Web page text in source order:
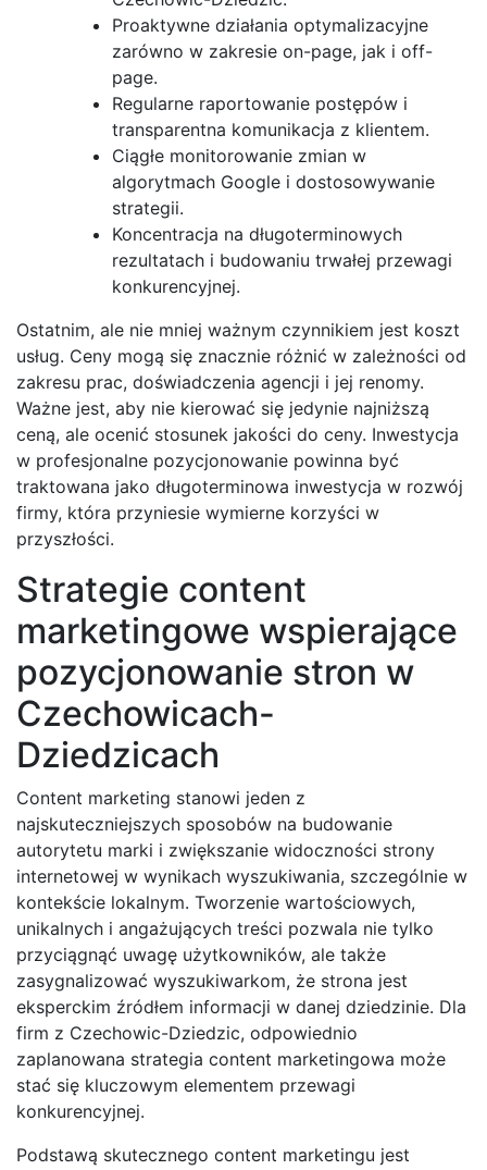
Proaktywne działania optymalizacyjne
zarówno w zakresie on-page, jak i off-
page.
Regularne raportowanie postępów i
transparentna komunikacja z klientem.
Ciągłe monitorowanie zmian w
algorytmach Google i dostosowywanie
strategii.
Koncentracja na długoterminowych
rezultatach i budowaniu trwałej przewagi
konkurencyjnej.
Ostatnim, ale nie mniej ważnym czynnikiem jest koszt
usług. Ceny mogą się znacznie różnić w zależności od
zakresu prac, doświadczenia agencji i jej renomy.
Ważne jest, aby nie kierować się jedynie najniższą
ceną, ale ocenić stosunek jakości do ceny. Inwestycja
w profesjonalne pozycjonowanie powinna być
traktowana jako długoterminowa inwestycja w rozwój
firmy, która przyniesie wymierne korzyści w
przyszłości.
Strategie content
marketingowe wspierające
pozycjonowanie stron w
Czechowicach-
Dziedzicach
Content marketing stanowi jeden z
najskuteczniejszych sposobów na budowanie
autorytetu marki i zwiększanie widoczności strony
internetowej w wynikach wyszukiwania, szczególnie w
kontekście lokalnym. Tworzenie wartościowych,
unikalnych i angażujących treści pozwala nie tylko
przyciągnąć uwagę użytkowników, ale także
zasygnalizować wyszukiwarkom, że strona jest
eksperckim źródłem informacji w danej dziedzinie. Dla
firm z Czechowic-Dziedzic, odpowiednio
zaplanowana strategia content marketingowa może
stać się kluczowym elementem przewagi
konkurencyjnej.
Podstawą skutecznego content marketingu jest